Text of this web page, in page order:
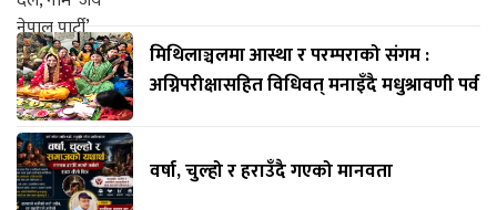
मिथिलाञ्चलमा आस्था र परम्पराको संगम :
अग्निपरीक्षासहित विधिवत् मनाइँदै मधुश्रावणी पर्व
वर्षा, चुल्हो र हराउँदै गएको मानवता